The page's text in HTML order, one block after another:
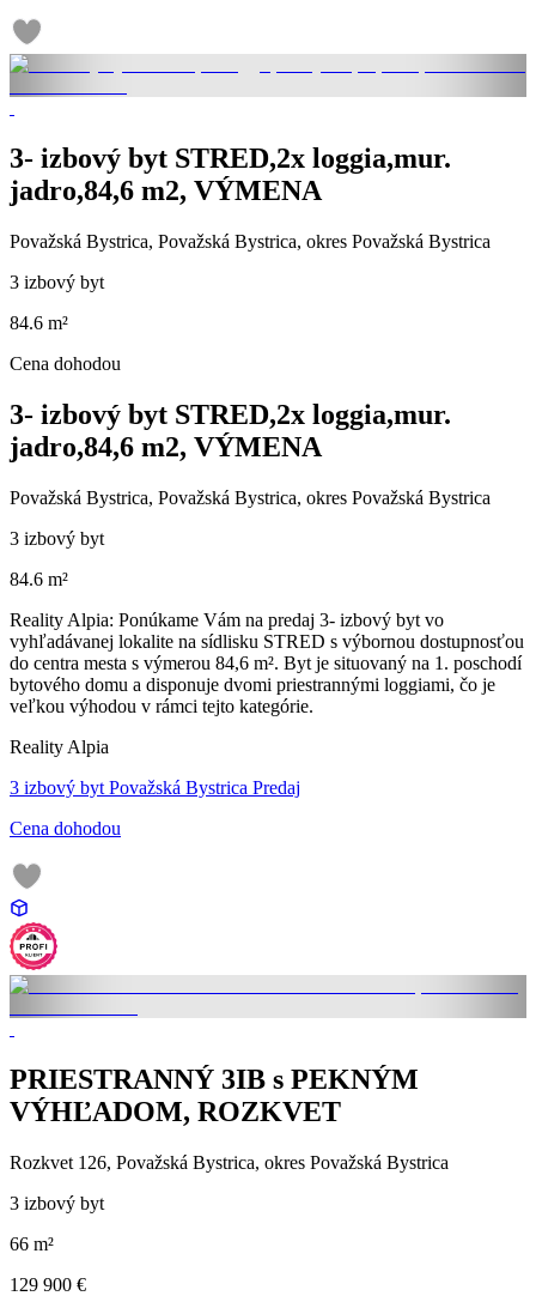
3- izbový byt STRED,2x loggia,mur.
jadro,84,6 m2, VÝMENA
Považská Bystrica, Považská Bystrica, okres Považská Bystrica
3 izbový byt
84.6 m²
Cena dohodou
3- izbový byt STRED,2x loggia,mur.
jadro,84,6 m2, VÝMENA
Považská Bystrica, Považská Bystrica, okres Považská Bystrica
3 izbový byt
84.6 m²
Reality Alpia: Ponúkame Vám na predaj 3- izbový byt vo
vyhľadávanej lokalite na sídlisku STRED s výbornou dostupnosťou
do centra mesta s výmerou 84,6 m². Byt je situovaný na 1. poschodí
bytového domu a disponuje dvomi priestrannými loggiami, čo je
veľkou výhodou v rámci tejto kategórie.
Reality Alpia
3 izbový byt Považská Bystrica Predaj
Cena dohodou
PRIESTRANNÝ 3IB s PEKNÝM
VÝHĽADOM, ROZKVET
Rozkvet 126, Považská Bystrica, okres Považská Bystrica
3 izbový byt
66 m²
129 900 €